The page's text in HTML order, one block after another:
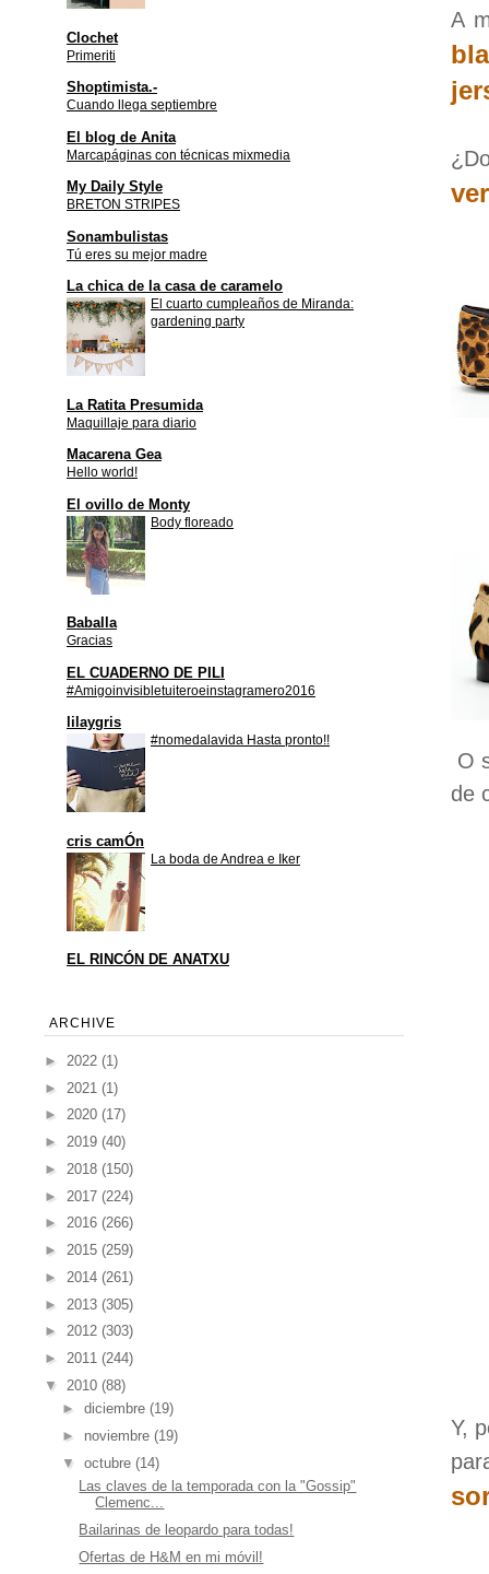
A
O
de
Y,
Clochet
Primeriti
Shoptimista.-
Cuando llega septiembre
El blog de Anita
Marcapáginas con técnicas mixmedia
My Daily Style
BRETON STRIPES
Sonambulistas
Tú eres su mejor madre
La chica de la casa de caramelo
El cuarto cumpleaños de Miranda:
gardening party
La Ratita Presumida
Maquillaje para diario
Macarena Gea
Hello world!
El ovillo de Monty
Body floreado
Baballa
Gracias
EL CUADERNO DE PILI
#Amigoinvisibletuiteroeinstagramero2016
lilaygris
#nomedalavida Hasta pronto!!
cris camÓn
La boda de Andrea e Iker
EL RINCÓN DE ANATXU
ARCHIVE
► 2022 (1)
► 2021 (1)
► 2020 (17)
► 2019 (40)
► 2018 (150)
► 2017 (224)
► 2016 (266)
► 2015 (259)
► 2014 (261)
► 2013 (305)
► 2012 (303)
► 2011 (244)
▼ 2010 (88)
► diciembre (19)
► noviembre (19)
▼ octubre (14)
Las claves de la temporada con la "Gossip"
Clemenc...
Bailarinas de leopardo para todas!
Ofertas de H&M en mi móvil!